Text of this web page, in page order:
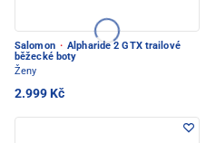
Salomon · Alpharide 2 GTX trailové
běžecké boty
Ženy
2.999 Kč